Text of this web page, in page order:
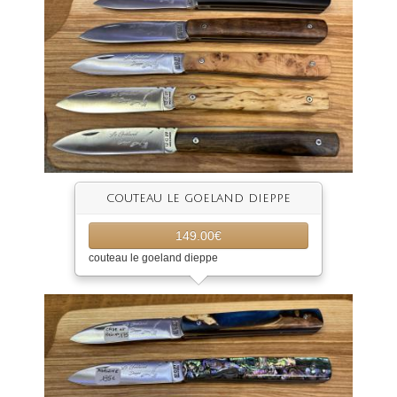
couteau le goeland dieppe
149.00€
couteau le goeland dieppe